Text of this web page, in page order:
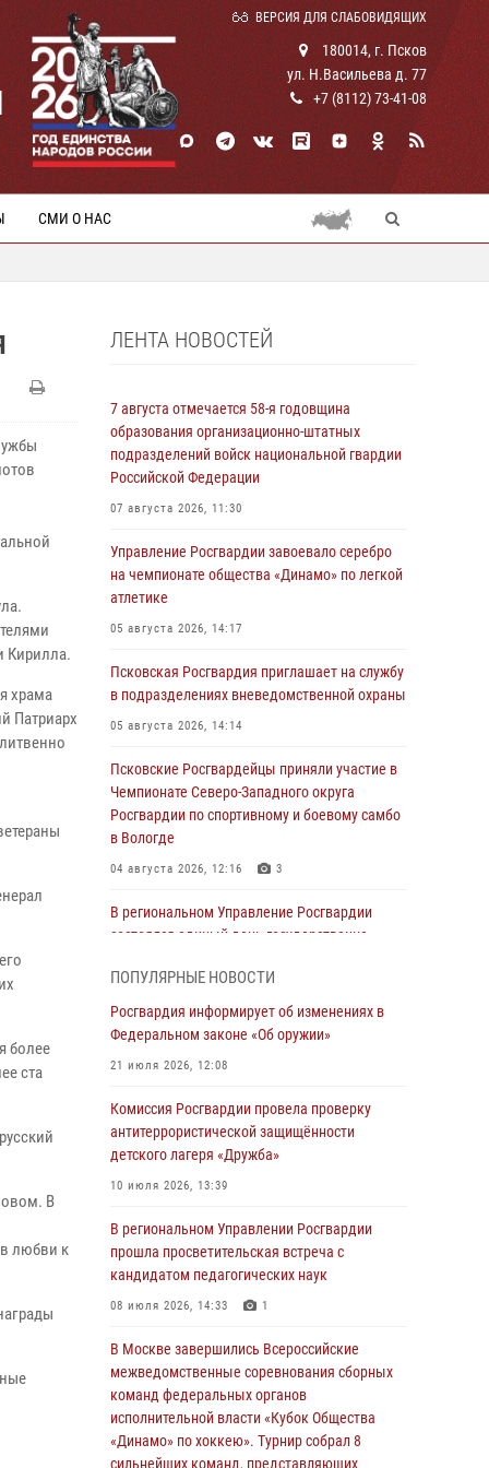
ВЕРСИЯ ДЛЯ СЛАБОВИДЯЩИХ
180014, г. Псков
ул. Н.Васильева д. 77
+7 (8112) 73-41-08
СМИ О НАС
Кирилла.
храма
Патриарх
более
ста
В
в любви к
ЛЕНТА НОВОСТЕЙ
7 августа отмечается 58-я годовщина
образования организационно-штатных
подразделений войск национальной гвардии
Российской Федерации
07 августа 2026, 11:30
Управление Росгвардии завоевало серебро
на чемпионате общества «Динамо» по легкой
атлетике
05 августа 2026, 14:17
Псковская Росгвардия приглашает на службу
в подразделениях вневедомственной охраны
05 августа 2026, 14:14
Псковские Росгвардейцы приняли участие в
Чемпионате Северо-Западного округа
Росгвардии по спортивному и боевому самбо
в Вологде
04 августа 2026, 12:16 3
В региональном Управление Росгвардии
состоялся единый день государственно-
Генерал-полковник Юрий Аверин выступил на
смыслов»
03 августа 2026, 17:21
03 августа 2026, 14:10
Росгвардейцы принимают участие в
обеспечении общественной безопасности во
02 августа 2026, 13:28
За минувшие сутки Псковские росгвардейцы
выезжали два раза на улицу Труда
31 июля 2026, 13:53
ПОПУЛЯРНЫЕ НОВОСТИ
Росгвардия информирует об изменениях в
Федеральном законе «Об оружии»
21 июля 2026, 12:08
Комиссия Росгвардии провела проверку
антитеррористической защищённости
детского лагеря «Дружба»
10 июля 2026, 13:39
В региональном Управлении Росгвардии
прошла просветительская встреча с
кандидатом педагогических наук
08 июля 2026, 14:33 1
В Москве завершились Всероссийские
межведомственные соревнования сборных
команд федеральных органов
исполнительной власти «Кубок Общества
«Динамо» по хоккею». Турнир собрал 8
сильнейших команд, представляющих